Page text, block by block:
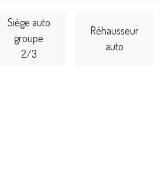
Siège auto
groupe
2/3
Réhausseur
auto